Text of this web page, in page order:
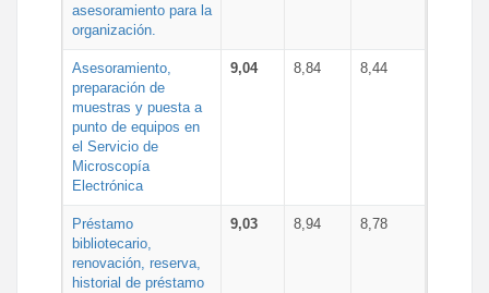
asesoramiento para la
organización.
Asesoramiento,
preparación de
muestras y puesta a
punto de equipos en
el Servicio de
Microscopía
Electrónica
9,04 8,84 8,44
Préstamo
bibliotecario,
renovación, reserva,
historial de préstamo
9,03 8,94 8,78